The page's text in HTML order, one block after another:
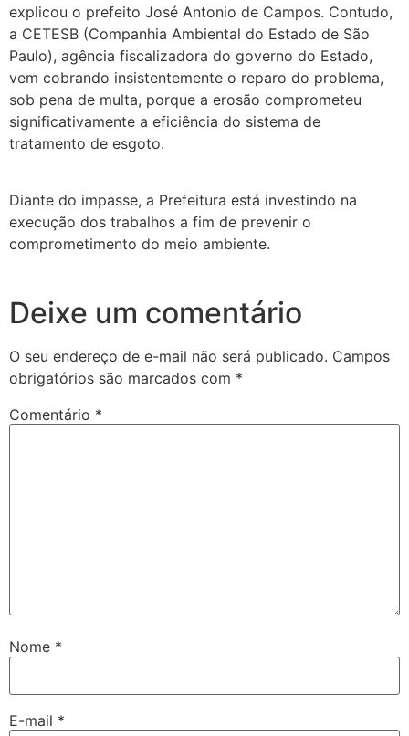
explicou o prefeito José Antonio de Campos. Contudo,
a CETESB (Companhia Ambiental do Estado de São
Paulo), agência fiscalizadora do governo do Estado,
vem cobrando insistentemente o reparo do problema,
sob pena de multa, porque a erosão comprometeu
significativamente a eficiência do sistema de
tratamento de esgoto.
Diante do impasse, a Prefeitura está investindo na
execução dos trabalhos a fim de prevenir o
comprometimento do meio ambiente.
Deixe um comentário
O seu endereço de e-mail não será publicado. Campos
obrigatórios são marcados com *
Comentário *
Nome *
E-mail *